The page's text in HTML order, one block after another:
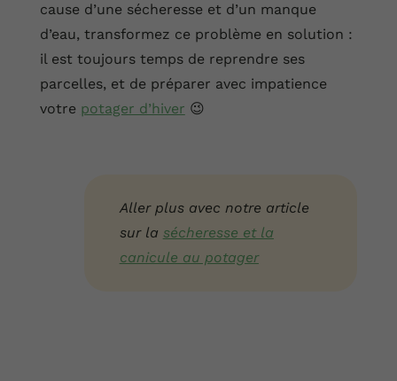
cause d’une sécheresse et d’un manque
d’eau, transformez ce problème en solution :
il est toujours temps de reprendre ses
parcelles, et de préparer avec impatience
votre potager d’hiver 😉
Aller plus avec notre article
sur la sécheresse et la
canicule au potager